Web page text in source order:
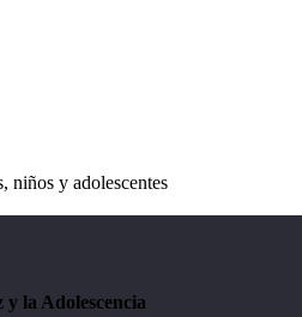
niños y adolescentes
la Adolescencia